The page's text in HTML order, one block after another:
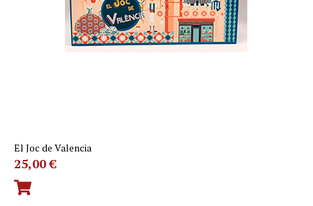
El Joc de Valencia
25,00€